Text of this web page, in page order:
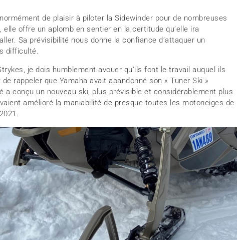
de plaisir à piloter la Sidewinder pour de nombreuses
offre un aplomb en sentier en la certitude qu’elle ira
Sa prévisibilité nous donne la confiance d’attaquer un
difficulté.
je dois humblement avouer qu’ils font le travail auquel ils
rappeler que Yamaha avait abandonné son « Tuner Ski »
a conçu un nouveau ski, plus prévisible et considérablement plus
amélioré la maniabilité de presque toutes les motoneiges de